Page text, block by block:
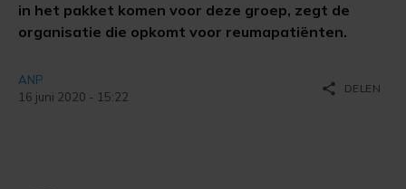
in het pakket komen voor deze groep, zegt de
organisatie die opkomt voor reumapatiënten.
ANP
16 juni 2020 - 15:22
share DELEN